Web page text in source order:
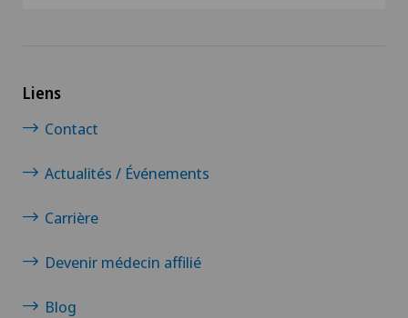
Liens
Contact
Actualités / Événements
Carrière
Devenir médecin affilié
Blog